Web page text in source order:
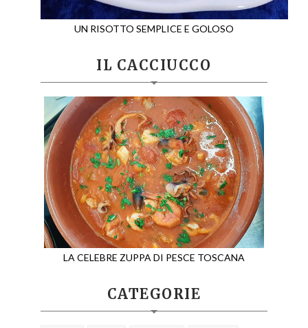
UN RISOTTO SEMPLICE E GOLOSO
IL CACCIUCCO
LA CELEBRE ZUPPA DI PESCE TOSCANA
CATEGORIE